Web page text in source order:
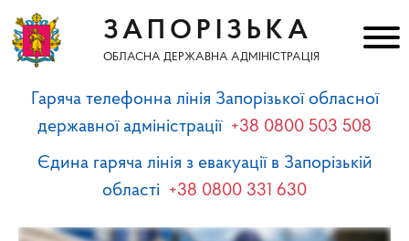
ЗАПОРІЗЬКА
ОБЛАСНА ДЕРЖАВНА АДМІНІСТРАЦІЯ
Гаряча телефонна лінія Запорізької обласної
державної адміністрації +38 0800 503 508
Єдина гаряча лінія з евакуації в Запорізькій
області +38 0800 331 630